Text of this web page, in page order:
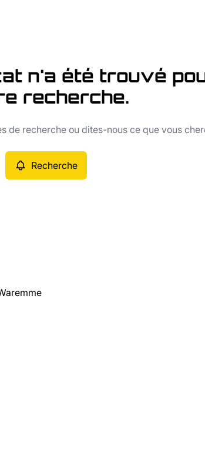
n'a été trouvé
recherche.
de recherche ou dites-nous ce que vous
Recherche